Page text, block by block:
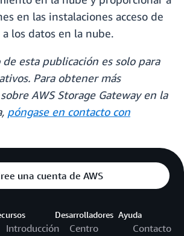
en las instalaciones acceso de
los datos en la nube.
esta publicación es solo para
Para obtener más
AWS Storage Gateway en la
póngase en contacto con
una cuenta de AWS
Introducción
Desarrolladores
Centro
Ayuda
Contacto